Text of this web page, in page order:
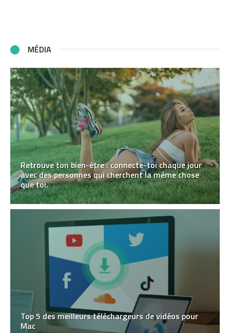
MÉDIA
Retrouve ton bien-être : connecte-toi chaque jour
avec des personnes qui cherchent la même chose
que toi.
Top 5 des meilleurs téléchargeurs de vidéos pour
Mac